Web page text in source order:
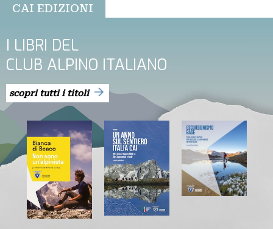
CAI EDIZIONI
I LIBRI DEL
CLUB ALPINO ITALIANO
scopri tutti i titoli